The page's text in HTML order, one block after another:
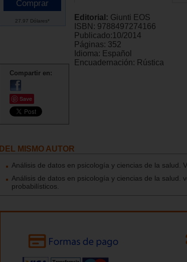
27.97 Dólares*
Compartir en:
Save
Editorial: Giunti EOS
ISBN: 9788497274166
Publicado:10/2014
Páginas: 352
Idioma: Español
Encuadernación: Rústica
DEL MISMO AUTOR
Análisis de datos en psicología y ciencias de la salud.
Análisis de datos en psicología y ciencias de la salud.
probabilísticos.